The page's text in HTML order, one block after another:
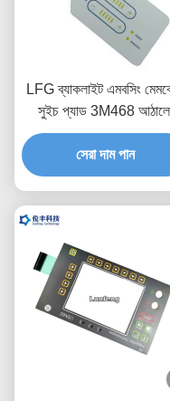
LFG ব্যাকলাইট এমবসিং
সুইচ প্যাড 3M468
সেরা দাম পান